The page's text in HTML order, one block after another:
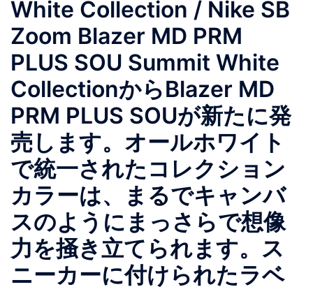
White Collection / Nike SB
Zoom Blazer MD PRM
PLUS SOU Summit White
CollectionからBlazer MD
PRM PLUS SOUが新たに発
売します。オールホワイト
で統一されたコレクション
カラーは、まるでキャンバ
スのようにまっさらで想像
力を掻き立てられます。ス
ニーカーに付けられたラベ